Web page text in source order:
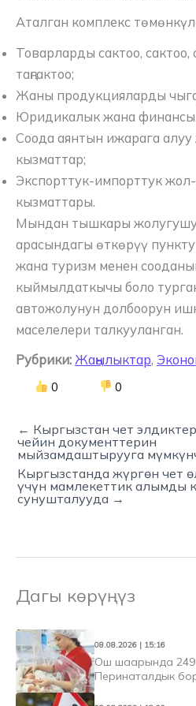
Аталган комплекс
Товарларды сактоо, сактоо,
таңгактоо;
Жаны продукцияларды
Юридикалык жана
Соода аянтын ижарага
кызматтар;
Экспорттук-импорттук
кызматтары.
Мындан тышкары
арасындагы өткөрүү
жана туризм менен
кыймылдаткычы боло
автожолунун долбоорун
маселелери талкууланган.
Рубрики: Жаңылыктар,
0 0
← Кыргызстан чет
чейин документтерин
мыйзамдаштырууга
Кыргызстанда жүргөн чет
үчүн мамлекеттик алымды
сунушталууда →
Дагы көрүңүз
08.08.2026 | 15:16
Ош шаарында 249
Перинаталдык